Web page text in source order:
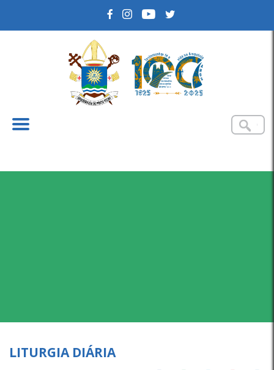
LITURGIA DIÁRIA